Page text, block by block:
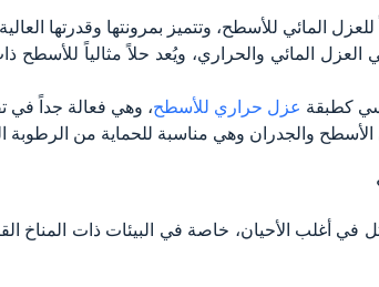
للعزل المائي للأسطح، وتتميز بمرونتها وقدرتها
العزل المائي والحراري، ويُعد حلاً مثالياً
كطبقة عزل حراري للأسطح، وهي فعالة جداً في
الأسطح والجدران وهي مناسبة للحماية من الرطوبة
في أغلب الأحيان، خاصة في البيئات ذات المناخ